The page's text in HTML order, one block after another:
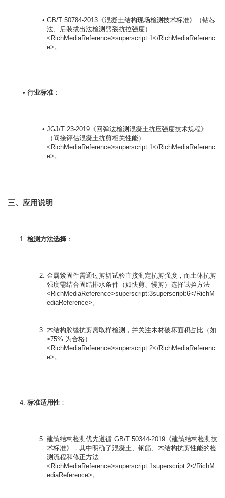
GB/T 50784-2013《混凝土结构现场检测技术标准》（钻芯
法、后装拔出法检测劈裂抗拉强度）
<RichMediaReference>superscript:1</RichMediaReferenc
e>。
行业标准：
JGJ/T 23-2019《回弹法检测混凝土抗压强度技术规程》
（间接评估混凝土抗剪相关性能）
<RichMediaReference>superscript:1</RichMediaReferenc
e>。
三、应用说明
检测方法选择：
金属紧固件需通过剪切试验直接测定抗剪强度，而土体抗剪
强度需结合固结排水条件（如快剪、慢剪）选择试验方法
<RichMediaReference>superscript:3superscript:6</RichM
ediaReference>。
木结构胶缝抗剪需取样检测，并关注木材破坏面积占比（如
≥75% 为合格）
<RichMediaReference>superscript:2</RichMediaReferenc
e>。
标准适用性：
建筑结构检测优先遵循 GB/T 50344-2019《建筑结构检测技
术标准》，其中明确了混凝土、钢筋、木结构抗剪性能的检
测流程和修正方法
<RichMediaReference>superscript:1superscript:2</RichM
ediaReference>。